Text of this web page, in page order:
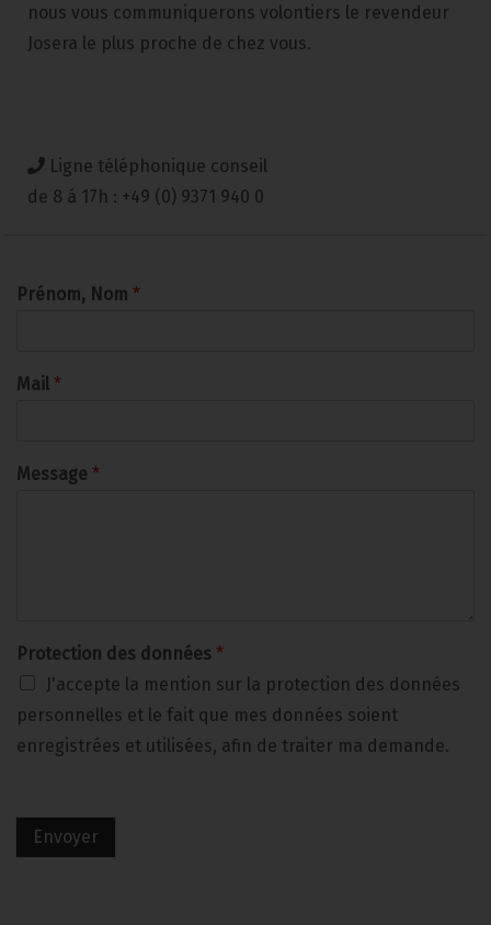
nous vous communiquerons volontiers le revendeur
Josera le plus proche de chez vous.
Ligne téléphonique conseil
de 8 á 17h : +49 (0) 9371 940 0
Prénom, Nom*
Mail*
Message*
Protection des données*
J'accepte la mention sur la protection des données
personnelles et le fait que mes données soient
enregistrées et utilisées, afin de traiter ma demande.
Envoyer